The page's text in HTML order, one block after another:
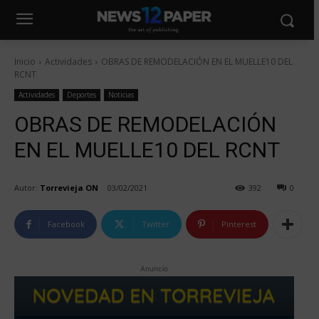
Inicio Actividades
OBRAS DE REMODELACIÓN EN EL MUELLE10 DEL
RCNT
Actividades Deportes Noticias
OBRAS DE REMODELACIÓN
EN EL MUELLE10 DEL RCNT
Autor: Torrevieja ON 03/02/2021 0
392
Facebook Twitter Pinterest
Anuncio